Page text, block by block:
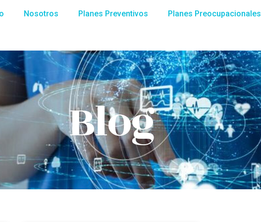
Nosotros Planes Preventivos Planes Preocupacionales
Blog